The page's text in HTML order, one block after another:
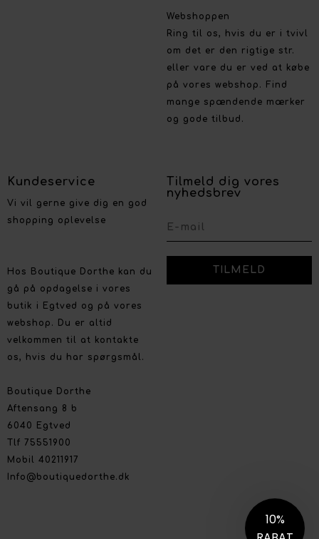
Webshoppen
Ring til os, hvis du er i tvivl
om det er den rigtige str.
eller vare du er ved at købe
på vores webshop. Find
mange spændende mærker
og gode tilbud.
Kundeservice
Vi vil gerne give dig en god
shopping oplevelse
Hos Boutique Dorthe kan du
gå på opdagelse i vores
butik i Egtved og på vores
webshop. Du er altid
velkommen til at kontakte
os, hvis du har spørgsmål.
Boutique Dorthe
Aftensang 8 b
6040 Egtved
Tlf 75551900
Mobil 40211917
Info@boutiquedorthe.dk
Tilmeld dig vores
nyhedsbrev
10%